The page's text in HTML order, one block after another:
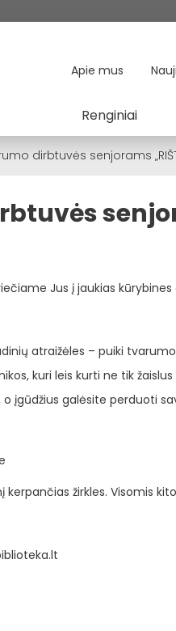
Apie mus
Renginiai
dirbtuvės senjorams
Jus į jaukias
atraižėles – puiki
kuri leis kurti ne tik
o įgūdžius galėsite perduoti
kerpančias žirkles. Visomis